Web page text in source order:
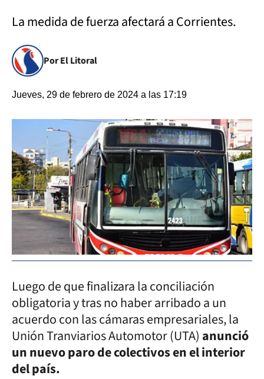
La medida de fuerza afectará a Corrientes.
Por El Litoral
Jueves, 29 de febrero de 2024 a las 17:19
Luego de que finalizara la conciliación
obligatoria y tras no haber arribado a un
acuerdo con las cámaras empresariales, la
Unión Tranviarios Automotor (UTA) anunció
un nuevo paro de colectivos en el interior
del país.